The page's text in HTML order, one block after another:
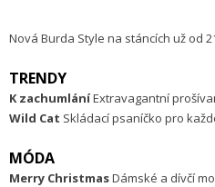
Nová Burda Style na stáncích už od
TRENDY
K zachumláníExtravagantní
Wild Cat Skládací psaníčko pro
MÓDA
Merry ChristmasDámské a dívčí